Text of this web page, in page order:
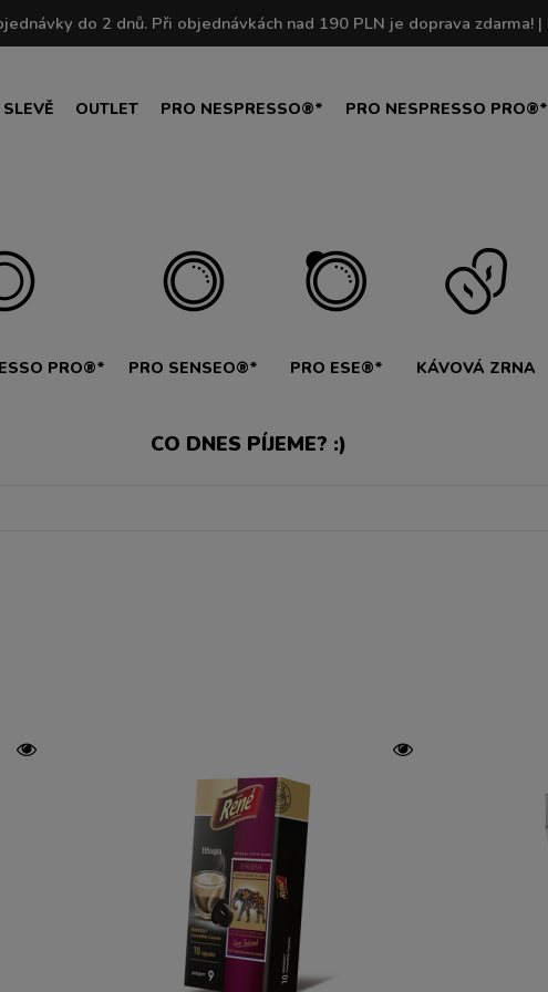
OUTLET PRO NESPRESSO®* PRO NESPRESSO PRO®*
PRO®* PRO SENSEO®* PRO ESE®* KÁVOVÁ ZRNA
CO DNES PÍJEME? :)